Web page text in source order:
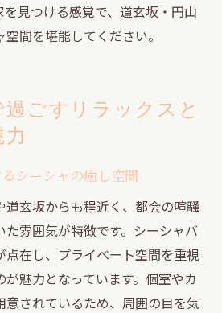
見つける感覚で、道玄坂・円山
間を堪能してください。
ごすリラックスと
シーシャの癒し空間
道玄坂からも程近く、都会の喧騒
た雰囲気が特徴です。シーシャバ
点在し、プライベート空間を重視
が魅力となっています。個室やカ
意されているため、周囲の目を気